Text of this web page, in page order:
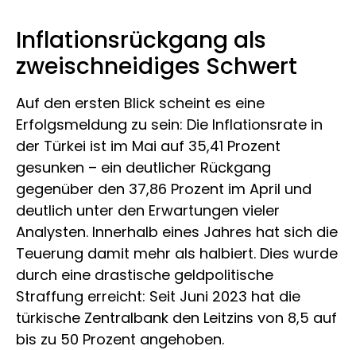
Inflationsrückgang als
zweischneidiges Schwert
Auf den ersten Blick scheint es eine
Erfolgsmeldung zu sein: Die Inflationsrate in
der Türkei ist im Mai auf 35,41 Prozent
gesunken – ein deutlicher Rückgang
gegenüber den 37,86 Prozent im April und
deutlich unter den Erwartungen vieler
Analysten. Innerhalb eines Jahres hat sich die
Teuerung damit mehr als halbiert. Dies wurde
durch eine drastische geldpolitische
Straffung erreicht: Seit Juni 2023 hat die
türkische Zentralbank den Leitzins von 8,5 auf
bis zu 50 Prozent angehoben.